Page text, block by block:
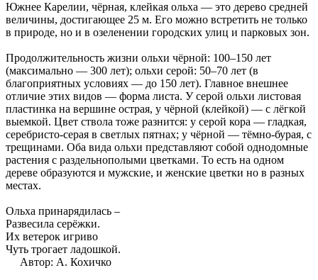
Южнее Карелии, чёрная, клейкая ольха — это дерево средней
величины, достигающее 25 м. Его можно встретить не только
в природе, но и в озеленении городских улиц и парковых зон.
Продолжительность жизни ольхи чёрной: 100–150 лет
(максимально — 300 лет); ольхи серой: 50–70 лет (в
благоприятных условиях — до 150 лет). Главное внешнее
отличие этих видов — форма листа. У серой ольхи листовая
пластинка на вершине острая, у чёрной (клейкой) — с лёгкой
выемкой. Цвет ствола тоже разнится: у серой кора — гладкая,
серебристо-серая в светлых пятнах; у чёрной — тёмно-бурая, с
трещинами. Оба вида ольхи представляют собой однодомные
растения с раздельнополыми цветками. То есть на одном
дереве образуются и мужские, и женские цветки но в разных
местах.
Ольха принарядилась –
Развесила серёжки.
Их ветерок игриво
Чуть трогает ладошкой.
Автор: А. Кохичко